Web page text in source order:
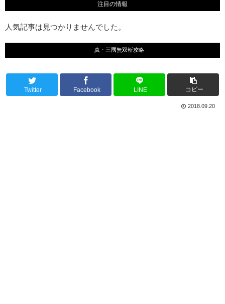
注目の情報
人気記事は見つかりませんでした。
真・三國無双斬攻略
Twitter Facebook LINE コピー
2018.09.20